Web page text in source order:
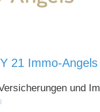
21 Immo-Angels
und